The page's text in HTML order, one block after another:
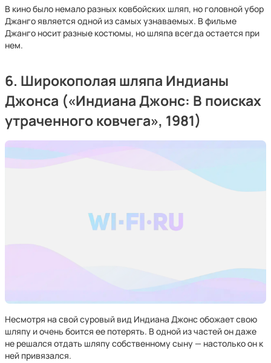
В кино было немало разных ковбойских шляп, но головной убор
Джанго является одной из самых узнаваемых. В фильме
Джанго носит разные костюмы, но шляпа всегда остается при
нем.
6. Широкополая шляпа Индианы
Джонса («Индиана Джонс: В поисках
утраченного ковчега», 1981)
Несмотря на свой суровый вид Индиана Джонс обожает свою
шляпу и очень боится ее потерять. В одной из частей он даже
не решался отдать шляпу собственному сыну — настолько он к
ней привязался.